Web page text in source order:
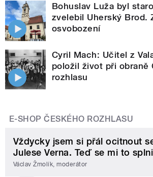
Bohuslav Luža byl
zvelebil Uherský Brod.
osvobození
Cyril Mach: Učitel z
položil život při obraně
rozhlasu
E-SHOP ČESKÉHO ROZHLASU
Vždycky jsem si přál ocitnout
Julese Verna. Teď se mi to
Václav Žmolík, moderátor